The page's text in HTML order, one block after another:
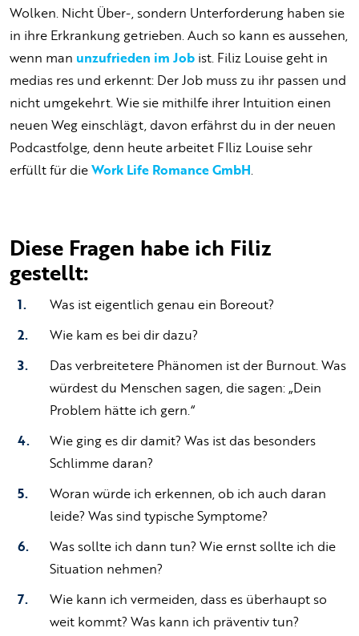
Wolken. Nicht Über-, sondern Unterforderung haben sie
in ihre Erkrankung getrieben. Auch so kann es aussehen,
wenn man unzufrieden im Job ist. Filiz Louise geht in
medias res und erkennt: Der Job muss zu ihr passen und
nicht umgekehrt. Wie sie mithilfe ihrer Intuition einen
neuen Weg einschlägt, davon erfährst du in der neuen
Podcastfolge, denn heute arbeitet FIliz Louise sehr
erfüllt für dieWork Life Romance GmbH
Diese Fragen habe ich Filiz
gestellt:
Was ist eigentlich genau ein Boreout?
Wie kam es bei dir dazu?
Das verbreitetere Phänomen ist der Burnout. Was
würdest du Menschen sagen, die sagen: „Dein
Problem hätte ich gern.“
Wie ging es dir damit? Was ist das besonders
Schlimme daran?
Woran würde ich erkennen, ob ich auch daran
leide? Was sind typische Symptome?
Was sollte ich dann tun? Wie ernst sollte ich die
Situation nehmen?
Wie kann ich vermeiden, dass es überhaupt so
weit kommt? Was kann ich präventiv tun?